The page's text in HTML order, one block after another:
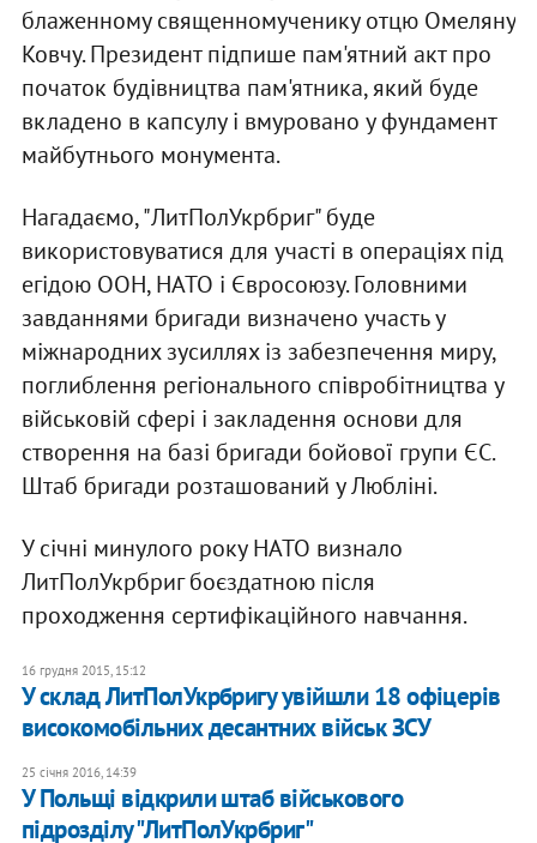
блаженному священномученику отцю Омеляну
Ковчу. Президент підпише пам'ятний акт про
початок будівництва пам'ятника, який буде
вкладено в капсулу і вмуровано у фундамент
майбутнього монумента.
Нагадаємо, "ЛитПолУкрбриг" буде
використовуватися для участі в операціях під
егідою ООН, НАТО і Євросоюзу. Головними
завданнями бригади визначено участь у
міжнародних зусиллях із забезпечення миру,
поглиблення регіонального співробітництва у
військовій сфері і закладення основи для
створення на базі бригади бойової групи ЄС.
Штаб бригади розташований у Любліні.
У січні минулого року НАТО визнало
ЛитПолУкрбриг боєздатною після
проходження сертифікаційного навчання.
16 грудня 2015, 15:12
У склад ЛитПолУкрбригу увійшли 18 офіцерів
високомобільних десантних військ ЗСУ
25 січня 2016, 14:39
У Польщі відкрили штаб військового
підрозділу "ЛитПолУкрбриг"